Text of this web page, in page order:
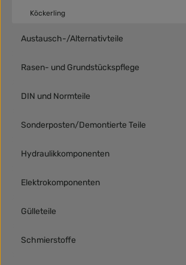
Köckerling
Austausch-/Alternativteile
Rasen- und Grundstückspflege
DIN und Normteile
Sonderposten/Demontierte Teile
Hydraulikkomponenten
Elektrokomponenten
Gülleteile
Schmierstoffe